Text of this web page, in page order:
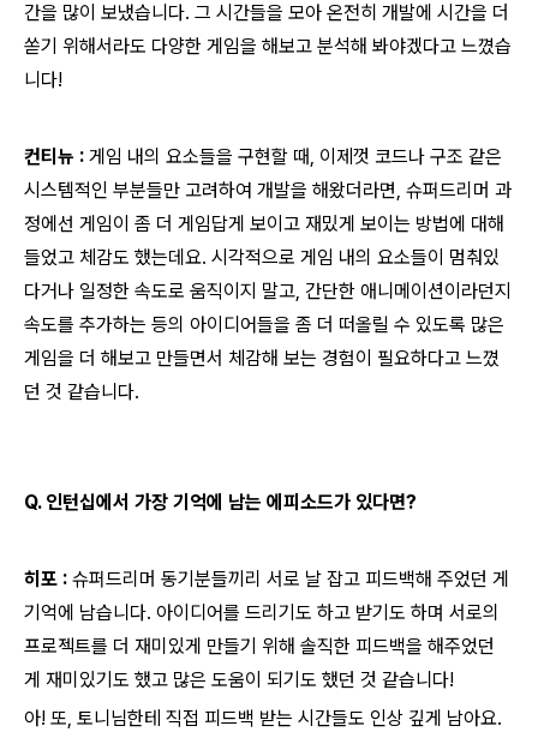
간을 많이 보냈습니다. 그 시간들을 모아 온전히 개발에 시간을 더
쏟기 위해서라도 다양한 게임을 해보고 분석해 봐야겠다고 느꼈습
니다!
컨티뉴 : 게임 내의 요소들을 구현할 때, 이제껏 코드나 구조 같은
시스템적인 부분들만 고려하여 개발을 해왔더라면, 슈퍼드리머 과
정에선 게임이 좀 더 게임답게 보이고 재밌게 보이는 방법에 대해
들었고 체감도 했는데요. 시각적으로 게임 내의 요소들이 멈춰있
다거나 일정한 속도로 움직이지 말고, 간단한 애니메이션이라던지
속도를 추가하는 등의 아이디어들을 좀 더 떠올릴 수 있도록 많은
게임을 더 해보고 만들면서 체감해 보는 경험이 필요하다고 느꼈
던 것 같습니다.
Q. 인턴십에서 가장 기억에 남는 에피소드가 있다면?
히포 : 슈퍼드리머 동기분들끼리 서로 날 잡고 피드백해 주었던 게
기억에 남습니다. 아이디어를 드리기도 하고 받기도 하며 서로의
프로젝트를 더 재미있게 만들기 위해 솔직한 피드백을 해주었던
게 재미있기도 했고 많은 도움이 되기도 했던 것 같습니다!
아! 또, 토니님한테 직접 피드백 받는 시간들도 인상 깊게 남아요.